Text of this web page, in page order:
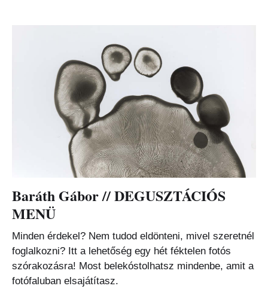
Baráth Gábor // DEGUSZTÁCIÓS
MENÜ
Minden érdekel? Nem tudod eldönteni, mivel szeretnél
foglalkozni? Itt a lehetőség egy hét féktelen fotós
szórakozásra! Most belekóstolhatsz mindenbe, amit a
fotófaluban elsajátítasz.